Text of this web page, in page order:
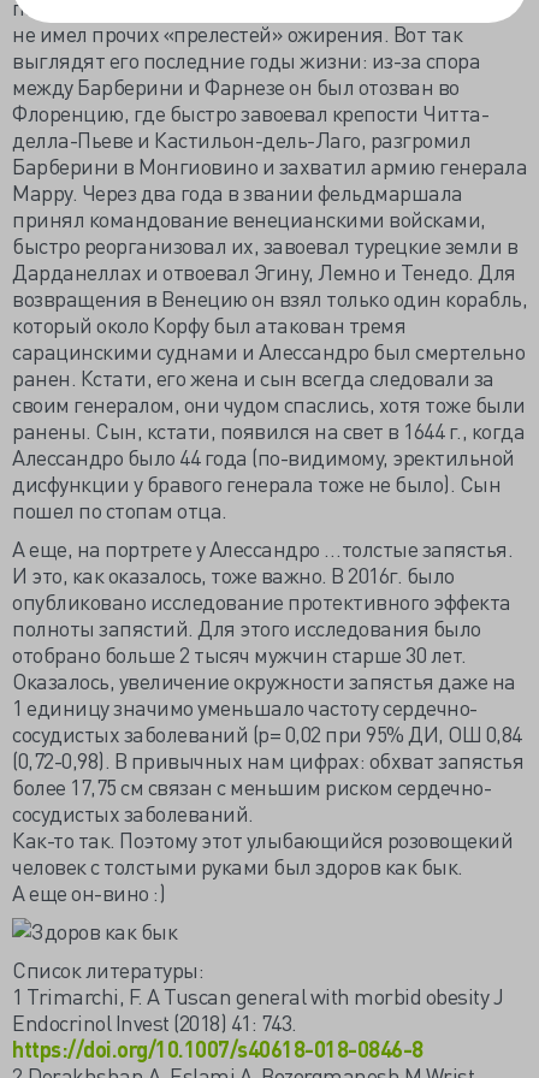
палящим солнцем, не страдал от болей в суставах и
не имел прочих «прелестей» ожирения. Вот так
выглядят его последние годы жизни: из-за спора
между Барберини и Фарнезе он был отозван во
Флоренцию, где быстро завоевал крепости Читта-
делла-Пьеве и Кастильон-дель-Лаго, разгромил
Барберини в Монгиовино и захватил армию генерала
Марру. Через два года в звании фельдмаршала
принял командование венецианскими войсками,
быстро реорганизовал их, завоевал турецкие земли в
Дарданеллах и отвоевал Эгину, Лемно и Тенедо. Для
возвращения в Венецию он взял только один корабль,
который около Корфу был атакован тремя
сарацинскими суднами и Алессандро был смертельно
ранен. Кстати, его жена и сын всегда следовали за
своим генералом, они чудом спаслись, хотя тоже были
ранены. Сын, кстати, появился на свет в 1644 г., когда
Алессандро было 44 года (по-видимому, эректильной
дисфункции у бравого генерала тоже не было). Сын
пошел по стопам отца.
А еще, на портрете у Алессандро …толстые запястья.
И это, как оказалось, тоже важно. В 2016г. было
опубликовано исследование протективного эффекта
полноты запястий. Для этого исследования было
отобрано больше 2 тысяч мужчин старше 30 лет.
Оказалось, увеличение окружности запястья даже на
1 единицу значимо уменьшало частоту сердечно-
сосудистых заболеваний (р= 0,02 при 95% ДИ, ОШ 0,84
(0,72-0,98). В привычных нам цифрах: обхват запястья
более 17,75 см связан с меньшим риском сердечно-
сосудистых заболеваний.
Как-то так. Поэтому этот улыбающийся розовощекий
человек с толстыми руками был здоров как бык.
А еще он-вино :)
Список литературы:
1 Trimarchi, F. A Tuscan general with morbid obesity J
Endocrinol Invest (2018) 41: 743.
https://doi.org/10.1007/s40618-018-0846-8